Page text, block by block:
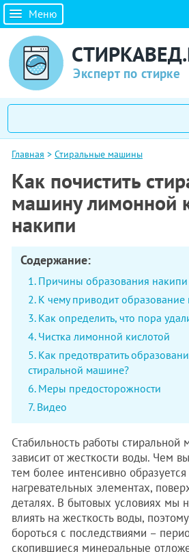
Меню
Эксперт по стирке
Главная > Стиральные машины
Как почистить
машину лимонной
накипи
Содержание:
Причины образования накипи
К чему приводит образование
Как определить, что пора
Чистка лимонной кислотой
Как предотвратить
стиральной машине?
Меры предосторожности
Видео
Стабильность работы
зависит от жесткости воды. Чем
тем более интенсивно
нагревательных элементах,
деталях. В бытовых условиях мы
влиять на жесткость воды,
бороться с последствиями –
скопившиеся минеральные